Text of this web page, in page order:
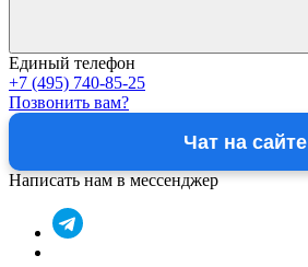
Единый телефон
+7 (495) 740-85-25
Позвонить вам?
Чат на сайте
Написать нам в мессенджер